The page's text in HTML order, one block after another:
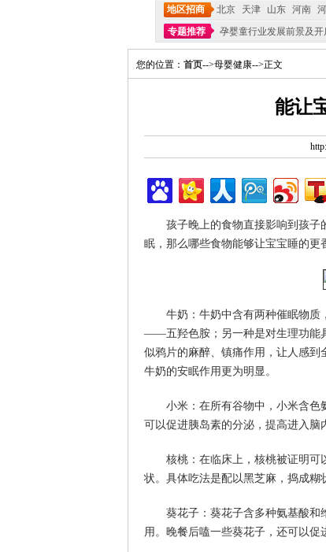
地区招商 北京 天津 山东 河南
专题推荐
孕婴童行业发展前景及开
您的位置： 首页-->母婴健康-->正文
能让
孩子晚上的食物直接影响到孩子
眠，那么哪些食物能够让宝宝睡的更
牛奶：牛奶中含有两种催眠物质
——五羟色胺；另一种是对生理功能
似鸦片的麻醉、镇痛作用，让人感到
牛奶的安眠作用更为明显。
小米：在所有谷物中，小米含色
可以促进胰岛素的分泌，提高进入脑
核桃：在临床上，核桃被证明可
状。具体吃法是配以黑芝麻，捣成糊
葵花子：葵花子含多种氨基酸和
用。晚餐后嗑一些葵花子，还可以促